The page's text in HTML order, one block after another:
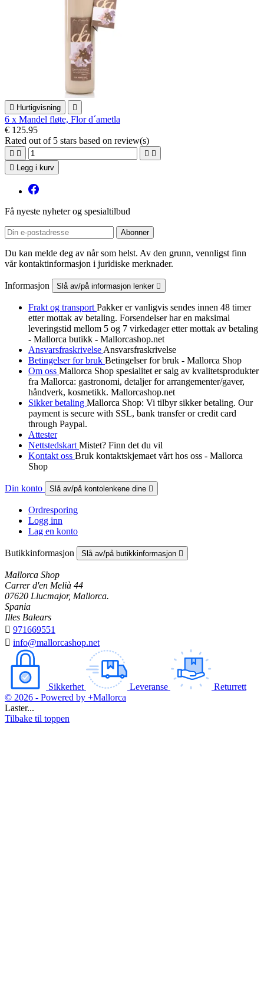
 Hurtigvisning 
6 x Mandel fløte, Flor d´ametla
€ 125.95
Rated out of 5 stars based on review(s)
   
 Legg i kurv
Få nyeste nyheter og spesialtilbud
Du kan melde deg av når som helst. Av den grunn, vennligst finn
vår kontaktinformasjon i juridiske merknader.
Informasjon Slå av/på informasjon lenker 
Frakt og transport Pakker er vanligvis sendes innen 48 timer
etter mottak av betaling. Forsendelser har en maksimal
leveringstid mellom 5 og 7 virkedager etter mottak av betaling
- Mallorca butikk - Mallorcashop.net
Ansvarsfraskrivelse Ansvarsfraskrivelse
Betingelser for bruk Betingelser for bruk - Mallorca Shop
Om oss Mallorca Shop spesialitet er salg av kvalitetsprodukter
fra Mallorca: gastronomi, detaljer for arrangementer/gaver,
håndverk, kosmetikk. Mallorcashop.net
Sikker betaling Mallorca Shop: Vi tilbyr sikker betaling. Our
payment is secure with SSL, bank transfer or credit card
through Paypal.
Attester
Nettstedskart Mistet? Finn det du vil
Kontakt oss Bruk kontaktskjemaet vårt hos oss - Mallorca
Shop
Din konto Slå av/på kontolenkene dine 
Ordresporing
Logg inn
Lag en konto
Butikkinformasjon Slå av/på butikkinformasjon 
Mallorca Shop
Carrer d'en Melià 44
07620 Llucmajor, Mallorca.
Spania
Illes Balears
 971669551
 info@mallorcashop.net
Sikkerhet Leveranse
Returrett
© 2026 - Powered by +Mallorca
Laster...
Tilbake til toppen